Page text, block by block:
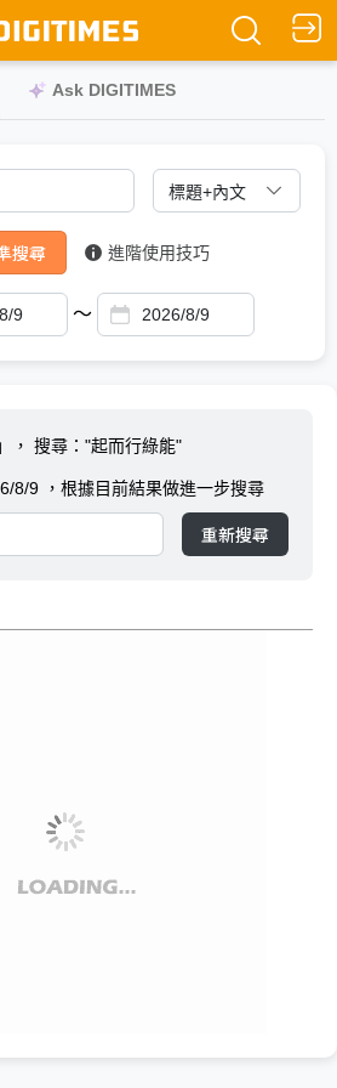
Ask DIGITIMES
搜尋 進階使用技巧
～
， 搜尋："起而行綠能"
8/9 ，根據目前結果做進一步搜尋
重新搜尋